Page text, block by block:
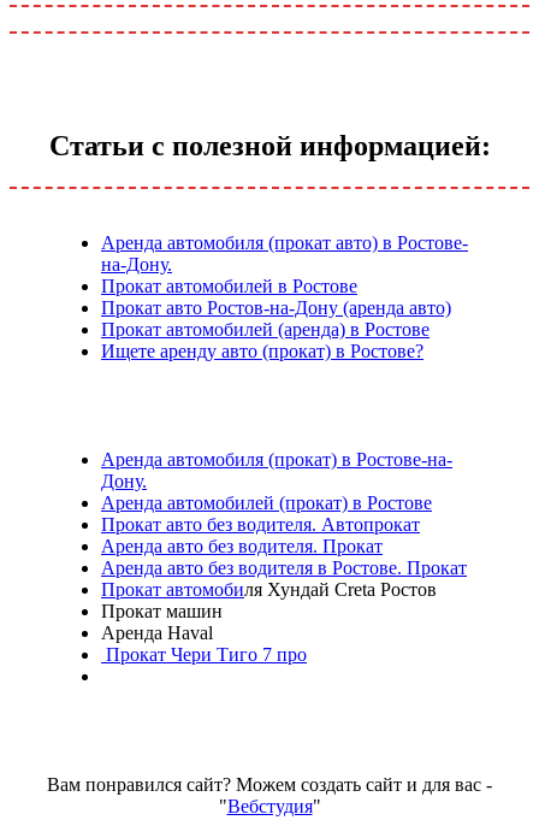
Статьи с полезной информацией:
Аренда автомобиля (прокат авто) в Ростове-
на-Дону.
Прокат автомобилей в Ростове
Прокат авто Ростов-на-Дону (аренда авто)
Прокат автомобилей (аренда) в Ростове
Ищете аренду авто (прокат) в Ростове?
Аренда автомобиля (прокат) в Ростове-на-
Дону.
Аренда автомобилей (прокат) в Ростове
Прокат авто без водителя. Автопрокат
Аренда авто без водителя. Прокат
Аренда авто без водителя в Ростове. Прокат
Прокат автомобиля Хундай Creta Ростов
Прокат машин
Аренда Haval
Прокат Чери Тиго 7 про
Вам понравился сайт? Можем создать сайт и для вас -
"Вебстудия"